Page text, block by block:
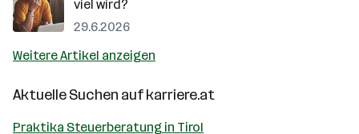
viel wird?
29.6.2026
Weitere Artikel anzeigen
Aktuelle Suchen aufkarriere.at
Praktika Steuerberatung in Tirol